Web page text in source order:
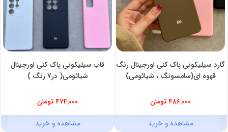
گارد سیلیکونی پاک کنی اورجینال رنگ
قهوه ای(سامسونگ ، شیائومی)
486,000 تومان
مشاهده و خرید
قاب سیلیکونی پاک کنی اورجینال
شیائومی( در7 رنگ )
474,000 تومان
مشاهده و خرید